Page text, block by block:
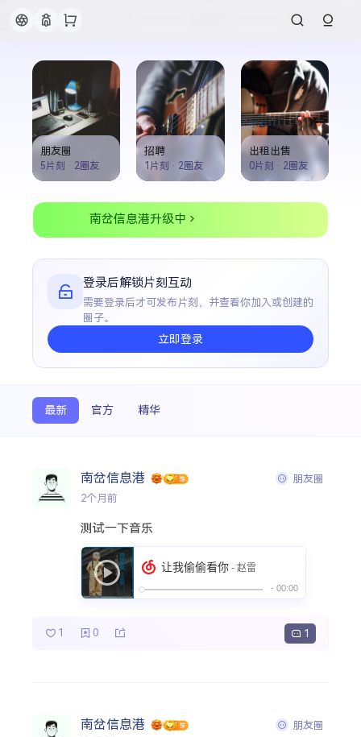
朋友圈
朋友圈
5片刻 · 2圈友
招聘
1片刻 · 2圈友
出租出售
0片刻 · 2圈友
南岔信息港升级中
登录后解锁片刻互动
需要登录后才可发布片刻，并查看你加入或创建的
圈子。
立即登录
最新 官方 精华
南岔信息港
朋友圈
2个月前
测试一下音乐
1 0 1
南岔信息港
朋友圈